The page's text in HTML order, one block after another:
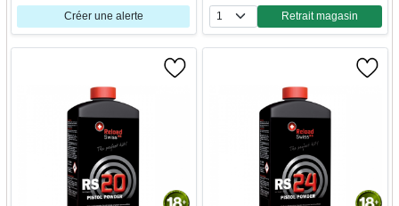
Créer une alerte
Quantité
Retrait magasin